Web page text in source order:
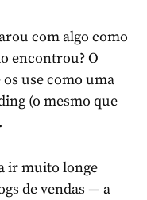
com algo como
encontrou? O
use como uma
(o mesmo que
ir muito longe
de vendas — a